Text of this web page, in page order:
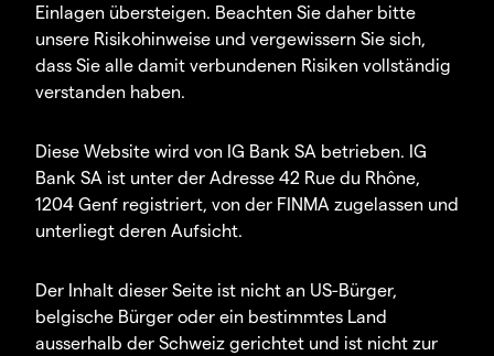
Einlagen übersteigen. Beachten Sie daher bitte
unsere Risikohinweise und vergewissern Sie sich,
dass Sie alle damit verbundenen Risiken vollständig
verstanden haben.
Diese Website wird von IG Bank SA betrieben. IG
Bank SA ist unter der Adresse 42 Rue du Rhône,
1204 Genf registriert, von der FINMA zugelassen und
unterliegt deren Aufsicht.
Der Inhalt dieser Seite ist nicht an US-Bürger,
belgische Bürger oder ein bestimmtes Land
ausserhalb der Schweiz gerichtet und ist nicht zur